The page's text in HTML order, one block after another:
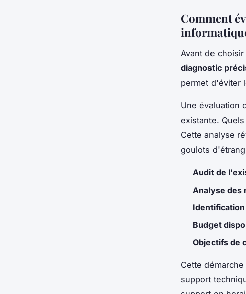
Comment
Avant de
diagnostic
permet d'éviter
Une évaluation
existante.
Cette analyse
goulots
Audit de
Analyse des
Budget
Objectifs de
Cette
support